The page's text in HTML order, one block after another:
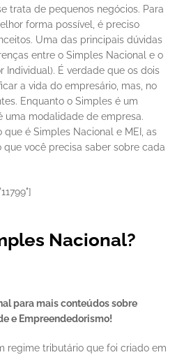
trata de pequenos negócios. Para
forma possível, é preciso
Uma das principais dúvidas
entre o Simples Nacional e o
Individual). É verdade que os dois
a vida do empresário, mas, no
Enquanto o Simples é um
uma modalidade de empresa.
é Simples Nacional e MEI, as
você precisa saber sobre cada
Nacional?
para mais conteúdos sobre
e Empreendedorismo!
regime tributário que foi criado em